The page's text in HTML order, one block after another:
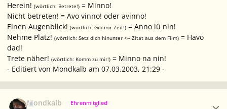
Herein! (wörtlich: Betrete!) = Minno!
Nicht betreten! = Avo vinno! oder avinno!
Einen Augenblick! (wörtlich: Gib mir Zeit!) = Anno lû nin!
Nehme Platz! (wörtlich: Setz dich hinunter <-- Zitat aus dem Film) = Havo
dad!
Trete näher! (wörtlich: Komm zu mir!) = Minno na nin!
- Editiert von Mondkalb am 07.03.2003, 21:29 -
Mondkalb Ehrenmitglied